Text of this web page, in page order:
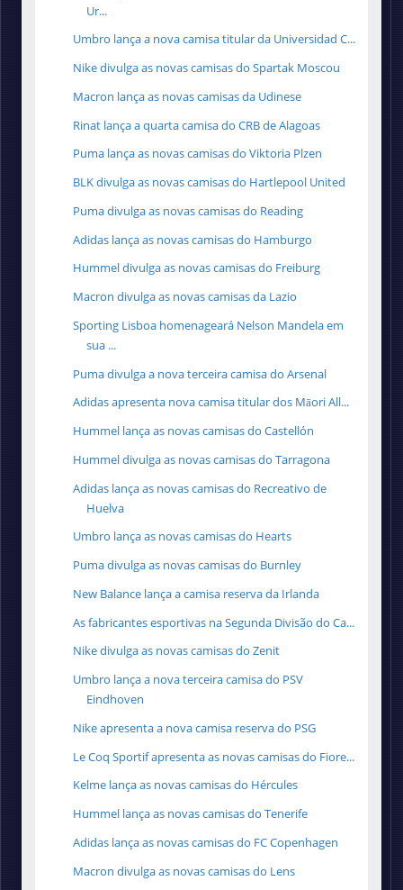
Ur...
Umbro lança a nova camisa titular da Universidad C...
Nike divulga as novas camisas do Spartak Moscou
Macron lança as novas camisas da Udinese
Rinat lança a quarta camisa do CRB de Alagoas
Puma lança as novas camisas do Viktoria Plzen
BLK divulga as novas camisas do Hartlepool United
Puma divulga as novas camisas do Reading
Adidas lança as novas camisas do Hamburgo
Hummel divulga as novas camisas do Freiburg
Macron divulga as novas camisas da Lazio
Sporting Lisboa homenageará Nelson Mandela em
sua ...
Puma divulga a nova terceira camisa do Arsenal
Adidas apresenta nova camisa titular dos Māori All...
Hummel lança as novas camisas do Castellón
Hummel divulga as novas camisas do Tarragona
Adidas lança as novas camisas do Recreativo de
Huelva
Umbro lança as novas camisas do Hearts
Puma divulga as novas camisas do Burnley
New Balance lança a camisa reserva da Irlanda
As fabricantes esportivas na Segunda Divisão do Ca...
Nike divulga as novas camisas do Zenit
Umbro lança a nova terceira camisa do PSV
Eindhoven
Nike apresenta a nova camisa reserva do PSG
Le Coq Sportif apresenta as novas camisas do Fiore...
Kelme lança as novas camisas do Hércules
Hummel lança as novas camisas do Tenerife
Adidas lança as novas camisas do FC Copenhagen
Macron divulga as novas camisas do Lens